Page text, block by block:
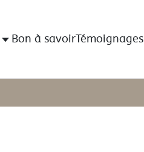
Bon à savoir Témoignages